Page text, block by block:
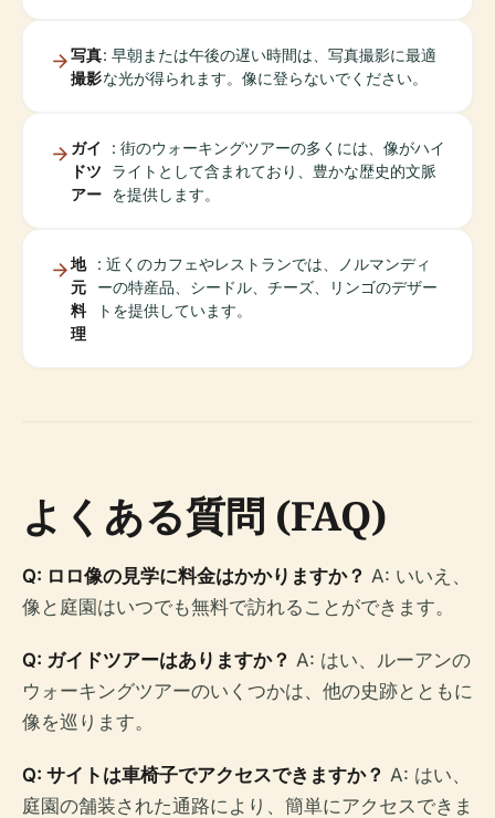
写真
撮影
: 早朝または午後の遅い時間は、写真撮影に最適
な光が得られます。像に登らないでください。
ガイ
ドツ
アー
: 街のウォーキングツアーの多くには、像がハイ
ライトとして含まれており、豊かな歴史的文脈
を提供します。
地
元
料
理
: 近くのカフェやレストランでは、ノルマンディ
ーの特産品、シードル、チーズ、リンゴのデザー
トを提供しています。
よくある質問 (FAQ)
Q: ロロ像の見学に料金はかかりますか？ A: いいえ、
像と庭園はいつでも無料で訪れることができます。
Q: ガイドツアーはありますか？ A: はい、ルーアンの
ウォーキングツアーのいくつかは、他の史跡とともに
像を巡ります。
Q: サイトは車椅子でアクセスできますか？ A: はい、
庭園の舗装された通路により、簡単にアクセスできま